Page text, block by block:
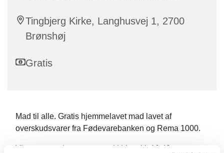
Tingbjerg Kirke, Langhusvej 1, 2700
Brønshøj
Gratis
Mad til alle. Gratis hjemmelavet mad lavet af
overskudsvarer fra Fødevarebanken og Rema 1000.
Vi starter med morgensang i kirken kl. 10.40